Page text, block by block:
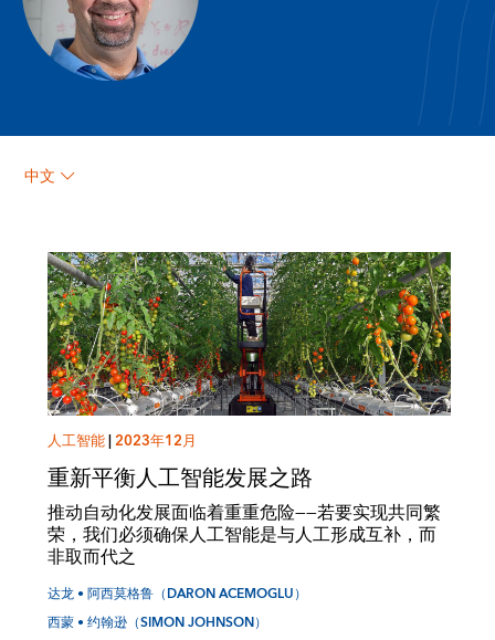
达龙 • 阿西莫格鲁
（DARON ACEMOGLU）
中文
人工智能|2023年12月
重新平衡人工智能发展之路
推动自动化发展面临着重重危险——若要实现共同繁
荣，我们必须确保人工智能是与人工形成互补，而
非取而代之
达龙 • 阿西莫格鲁（DARON ACEMOGLU）
西蒙 • 约翰逊（SIMON JOHNSON）